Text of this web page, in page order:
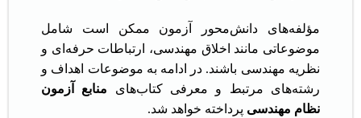
مؤلفه‌های دانش‌محور آزمون ممکن است شامل
موضوعاتی مانند اخلاق مهندسی، ارتباطات حرفه‌ای و
نظریه مهندسی باشند. در ادامه به موضوعات اهداف و
رشته‌های مرتبط و معرفی کتاب‌های منابع آزمون
نظام مهندسی پرداخته خواهد شد.